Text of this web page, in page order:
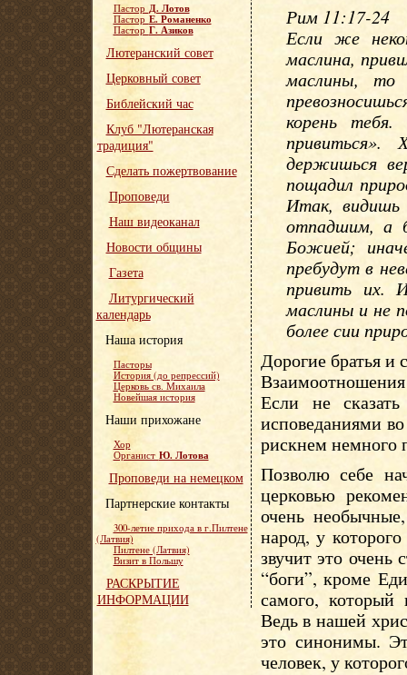
Рим 11:17-24
Если же
маслина,
маслины, то
корень
держишься
пощадил
Итак,
отпадшим, а
Божией;
пребудут в
привить их.
маслины и не
более сии
Дорогие братья и
Если не
исповеданиями
рискнем немного
Позволю себе
церковью
очень
народ, у
звучит это очень
“боги”, кроме
самого, который
Ведь в нашей
это синонимы.
человек, у
Пастор Д. Лотов
Пастор Е. Романенко
Пастор Г. Азиков
Лютеранский совет
Церковный совет
Библейский час
Клуб "Лютеранская
традиция"
Сделать пожертвование
Проповеди
Наш видеоканал
Новости общины
Газета
Литургический
календарь
Наша история
Пасторы
История (до репрессий)
Церковь св. Михаила
Новейшая история
Наши прихожане
Хор
Органист Ю. Лотова
Проповеди на немецком
Партнерские контакты
300-летие прихода в г.Пилтене
(Латвия)
Пилтене (Латвия)
Визит в Польшу
РАСКРЫТИЕ
ИНФОРМАЦИИ